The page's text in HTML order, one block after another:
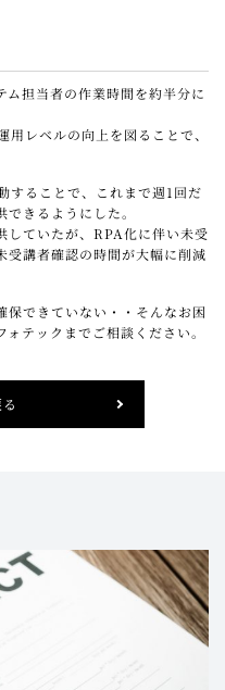
ム担当者の作業時間を約半分に
レベルの向上を図ることで、
することで、これまで週1回だ
きるようにした。
していたが、RPA化に伴い未受
受講者確認の時間が大幅に削減
できていない・・そんなお困
テックまでご相談ください。